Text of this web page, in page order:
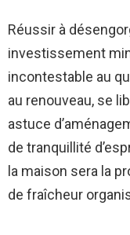
Réussir à
investissement
incontestable au
au renouveau, se
astuce
de tranquillité
la maison sera la
de fraîcheur